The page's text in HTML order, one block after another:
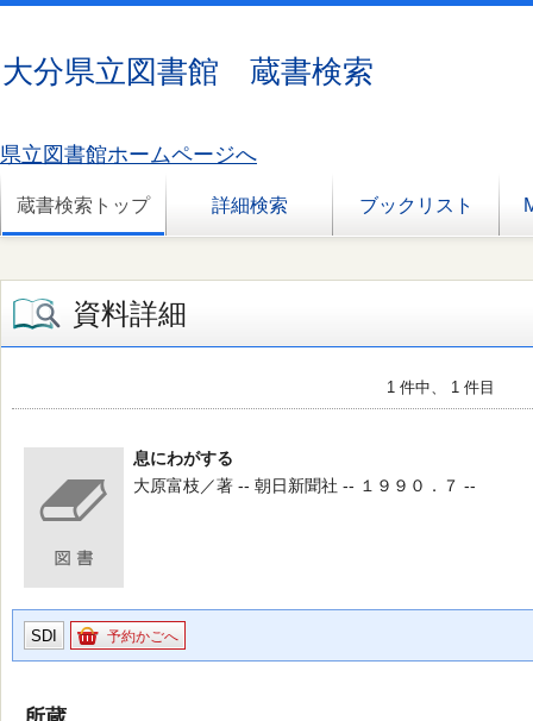
大分県立図書館 蔵書検索
県立図書館ホームページへ
蔵書検索トップ 詳細検索 ブックリスト
資料詳細
1 件中、 1 件目
息にわがする
大原富枝／著 -- 朝日新聞社 -- １９９０．７ --
SDI 予約かごへ